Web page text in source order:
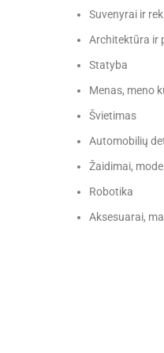
Suvenyrai ir
Architektūra ir
Statyba
Menas, meno
Švietimas
Automobilių
Žaidimai,
Robotika
Aksesuarai,